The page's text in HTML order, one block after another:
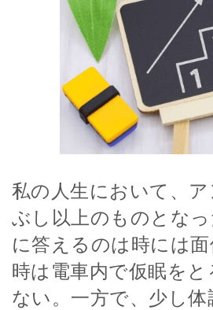
私の人生において、
ぶし以上のものとな
に答えるのは時には
時は電車内で仮眠を
ない。一方で、少し